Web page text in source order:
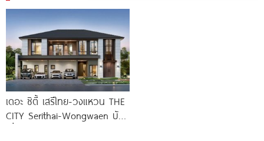
เดอะ ซิตี้ เสรีไทย-วงแหวน THE
CITY Serithai-Wongwaen บ้าน